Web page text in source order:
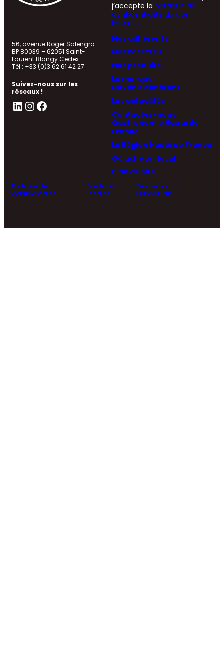
Nos adhérents
Nos recettes
Nos produits
La marque
Devenir adhérent
Les actualités
Contactez-nous
Gastronomie Hauts de
France
La Région Hauts de France
Où acheter local
Plan de site
56, avenue Roger Salengro
BP 80039 – 62051 Saint-
Laurent Blangy Cedex
Tél : +33 (0)3 62 61 42 27
Suivez-nous sur les
réseaux !
LinkedIn InstagramFacebook
j’accepte la politique de
confidentialité du site
internet
Politique de
confidentialité
Mentions
légales
Réalisé par La
Quincaillerie